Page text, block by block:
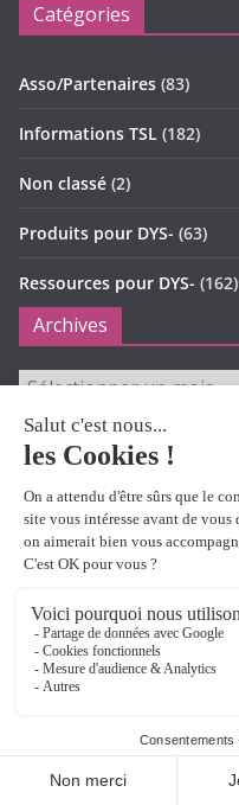
Catégories
Asso/Partenaires (83)
Informations TSL (182)
Non classé (2)
Produits pour DYS- (63)
Ressources pour DYS- (162)
Archives
Archives
Informations
Mentions légales
RGPD
Informations sur les cookies